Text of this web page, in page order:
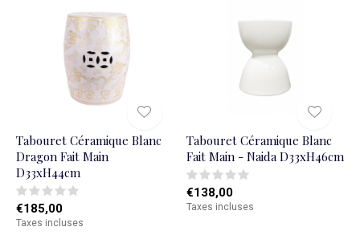
Tabouret Céramique Blanc
Dragon Fait Main
D33xH44cm
€185,00
Taxes incluses
Tabouret Céramique Blanc
Fait Main - Naida D33xH46cm
€138,00
Taxes incluses